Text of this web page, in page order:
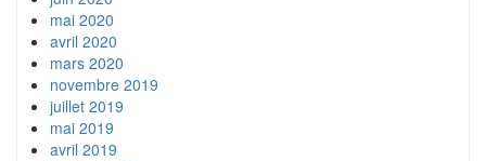
mai 2020
avril 2020
mars 2020
novembre 2019
juillet 2019
mai 2019
avril 2019